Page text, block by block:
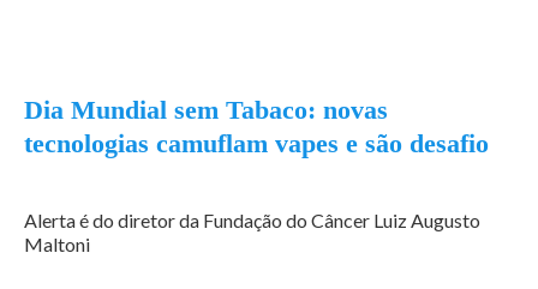
Dia Mundial sem Tabaco: novas
tecnologias camuflam vapes e são desafio
Alerta é do diretor da Fundação do Câncer Luiz Augusto
Maltoni